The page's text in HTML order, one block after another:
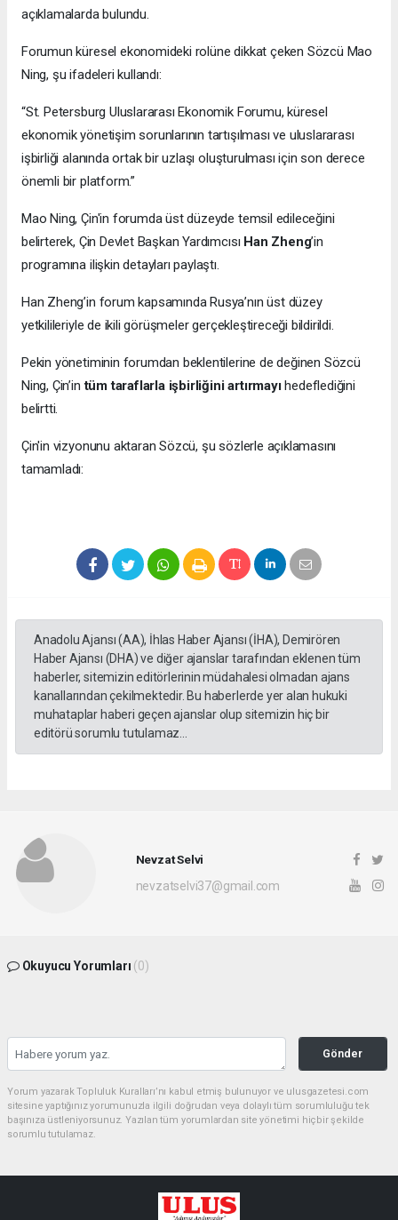
açıklamalarda bulundu.
Forumun küresel ekonomideki rolüne dikkat çeken Sözcü Mao
Ning, şu ifadeleri kullandı:
“St. Petersburg Uluslararası Ekonomik Forumu, küresel
ekonomik yönetişim sorunlarının tartışılması ve uluslararası
işbirliği alanında ortak bir uzlaşı oluşturulması için son derece
önemli bir platform.”
Mao Ning, Çin'in forumda üst düzeyde temsil edileceğini
belirterek, Çin Devlet Başkan Yardımcısı Han Zheng’in
programına ilişkin detayları paylaştı.
Han Zheng’in forum kapsamında Rusya’nın üst düzey
yetkilileriyle de ikili görüşmeler gerçekleştireceği bildirildi.
Pekin yönetiminin forumdan beklentilerine de değinen Sözcü
Ning, Çin’intüm taraflarla işbirliğini artırmayıhedeflediğini
belirtti.
Çin'in vizyonunu aktaran Sözcü, şu sözlerle açıklamasını
tamamladı:
Anadolu Ajansı (AA), İhlas Haber Ajansı (İHA), Demirören
Haber Ajansı (DHA) ve diğer ajanslar tarafından eklenen tüm
haberler, sitemizin editörlerinin müdahalesi olmadan ajans
kanallarından çekilmektedir. Bu haberlerde yer alan hukuki
muhataplar haberi geçen ajanslar olup sitemizin hiç bir
editörü sorumlu tutulamaz...
Nevzat Selvi
nevzatselvi37@gmail.com
Okuyucu Yorumları (0)
Gönder
Yorum yazarak Topluluk Kuralları’nı kabul etmiş bulunuyor ve ulusgazetesi.com
sitesine yaptığınız yorumunuzla ilgili doğrudan veya dolaylı tüm sorumluluğu tek
başınıza üstleniyorsunuz. Yazılan tüm yorumlardan site yönetimi hiçbir şekilde
sorumlu tutulamaz.